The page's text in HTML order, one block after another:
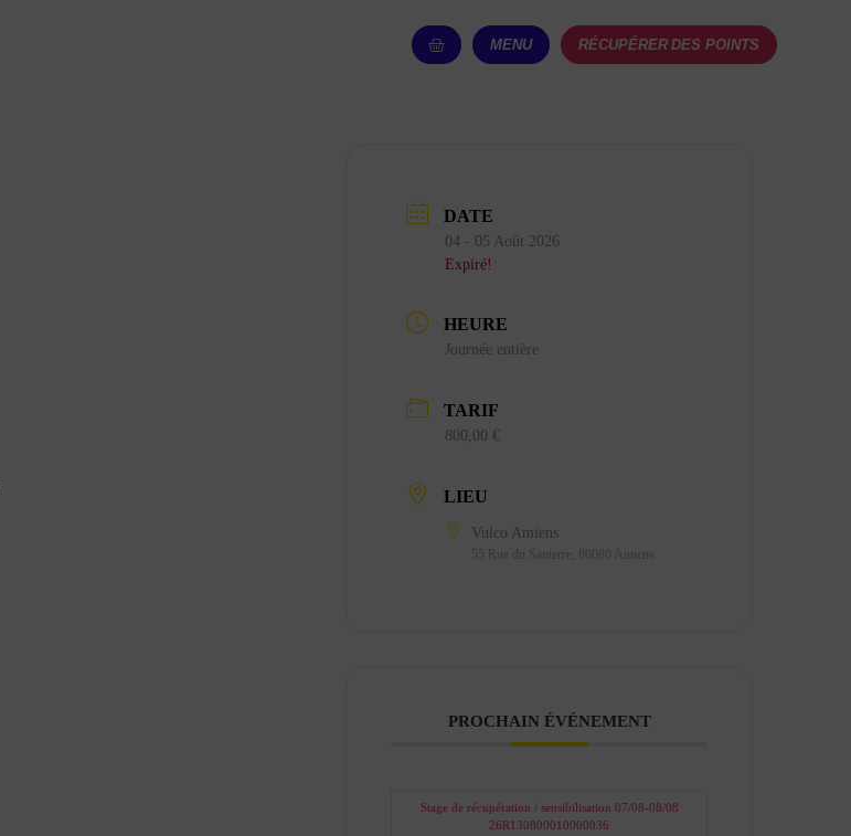
MENU RÉCUPÉRER DES POINTS
DATE
04 - 05 Août 2026
Expiré!
HEURE
Journée entière
TARIF
800,00 €
LIEU
Vulco Amiens
55 Rue du Santerre, 80080 Amiens
PROCHAIN ÉVÉNEMENT
Stage de récupération / sensibilisation 07/08-08/08
26R130800010000036